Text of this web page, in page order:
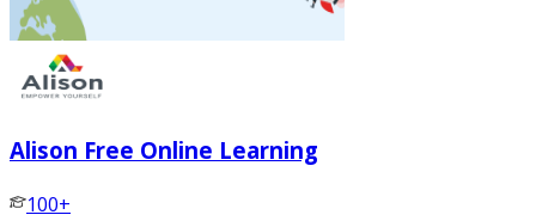
Alison Free Online Learning
100+